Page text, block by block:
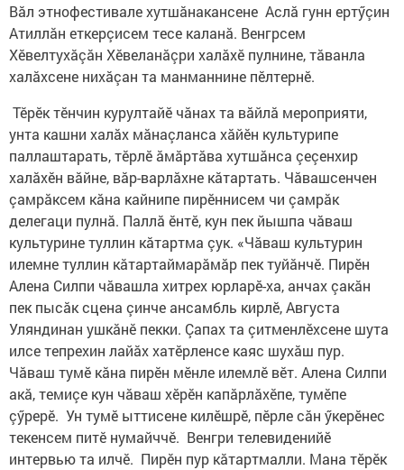
Вăл этнофестивале хутшăнакансене Аслă гунн ертӳçин
Атиллăн еткерçисем тесе каланă. Венгрсем
Хӗвелтухăçăн Хӗвеланăçри халăхӗ пулнине, тăванла
халăхсене нихăçан та манманнине пӗлтернӗ.
Тӗрӗк тӗнчин курултайӗ чăнах та вăйлă мероприяти,
унта кашни халăх мăнаçланса хăйӗн культурипе
паллаштарать, тӗрлӗ ăмăртăва хутшăнса çеçенхир
халăхӗн вăйне, вăр-варлăхне кăтартать. Чăвашсенчен
çамрăксем кăна кайнипе пирӗннисем чи çамрăк
делегаци пулнă. Паллă ӗнтӗ, кун пек йышпа чăваш
культурине туллин кăтартма çук. «Чăваш культурин
илемне туллин кăтартаймарăмăр пек туйăнчӗ. Пирӗн
Алена Силпи чăвашла хитрех юрларӗ-ха, анчах çакăн
пек пысăк сцена çинче ансамбль кирлӗ, Августа
Уляндинан ушкăнӗ пекки. Çапах та çитменлӗхсене шута
илсе тепрехин лайăх хатӗрленсе каяс шухăш пур.
Чăваш тумӗ кăна пирӗн мӗнле илемлӗ вӗт. Алена Силпи
акă, темиçе кун чăваш хӗрӗн капăрлăхӗпе, тумӗпе
çӳрерӗ. Ун тумӗ ыттисене килӗшрӗ, пӗрле сăн ӳкерӗнес
текенсем питӗ нумайччӗ. Венгри телевиденийӗ
интервью та илчӗ. Пирӗн пур кăтартмалли. Мана тӗрӗк